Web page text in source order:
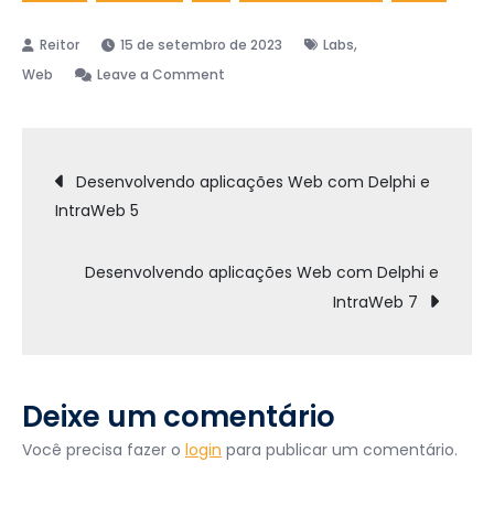
15 de setembro de 2023 Labs,
Web Leave a Comment
com
IntraWeb
Navegação
de
Post
Desenvolvendo aplicações Web com Delphi e
IntraWeb 5
Desenvolvendo aplicações Web com Delphi e
IntraWeb 7
Deixe um comentário
Você precisa fazer o login para publicar um comentário.